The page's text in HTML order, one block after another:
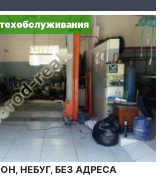
НЕБУГ, БЕЗ АДРЕСА